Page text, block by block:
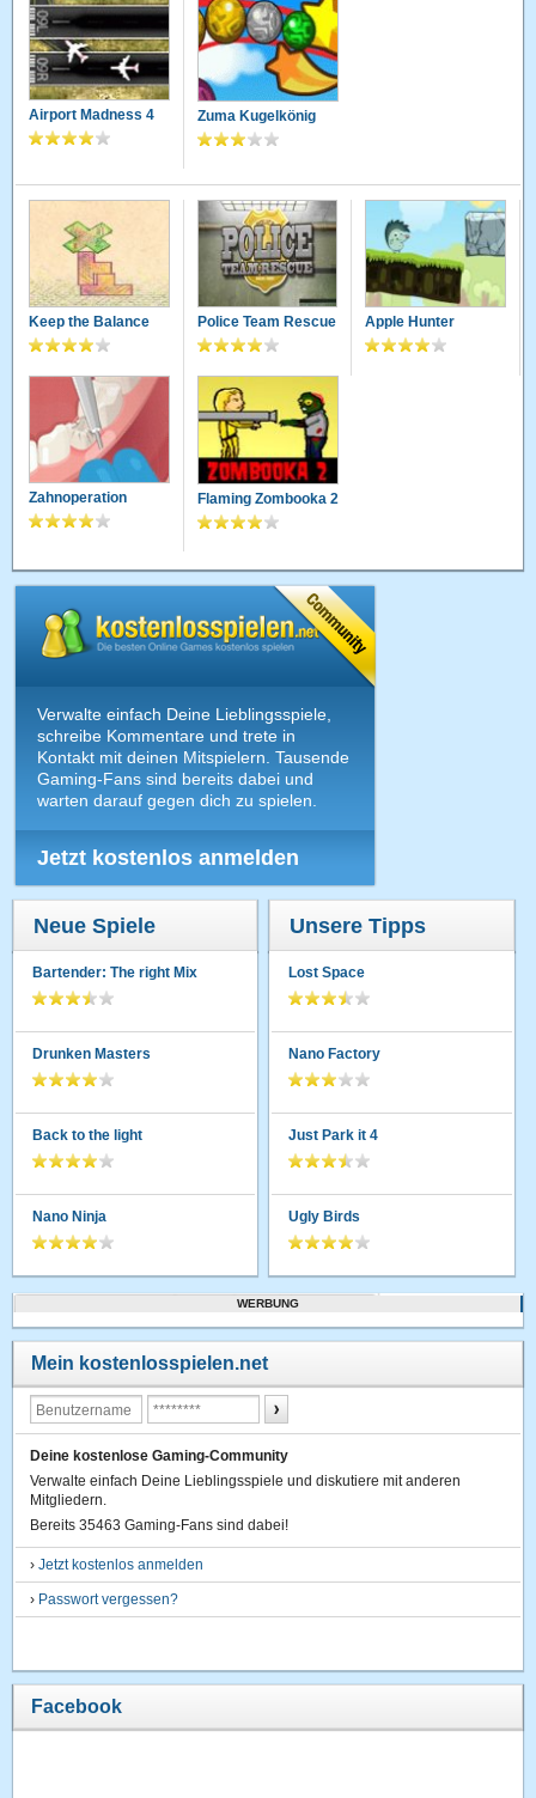
Airport Madness 4 Zuma Kugelkönig
Keep the Balance Police Team Rescue Apple Hunter
Zahnoperation Flaming Zombooka 2
Verwalte einfach Deine Lieblingsspiele,
schreibe Kommentare und trete in
Kontakt mit deinen Mitspielern. Tausende
Gaming-Fans sind bereits dabei und
warten darauf gegen dich zu spielen.
Jetzt kostenlos anmelden
Neue Spiele
Bartender: The right Mix
Drunken Masters
Back to the light
Nano Ninja
Unsere Tipps
Lost Space
Nano Factory
Just Park it 4
Ugly Birds
WERBUNG
Mein kostenlosspielen.net
Deine kostenlose Gaming-Community
Verwalte einfach Deine Lieblingsspiele und diskutiere mit anderen
Mitgliedern.
Bereits 35463 Gaming-Fans sind dabei!
›Jetzt kostenlos anmelden
› Passwort vergessen?
Facebook